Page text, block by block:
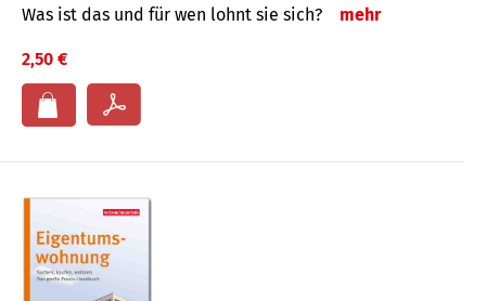
Was ist das und für wen lohnt sie sich? mehr
2,50 €